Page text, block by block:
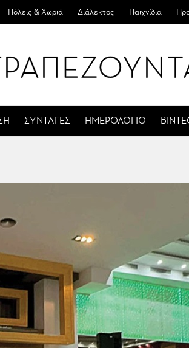
Πόλεις & Χωριά Διάλεκτος Παιχνίδια
ΣΥΝΤΑΓΕΣ ΗΜΕΡΟΛΟΓΙΟ